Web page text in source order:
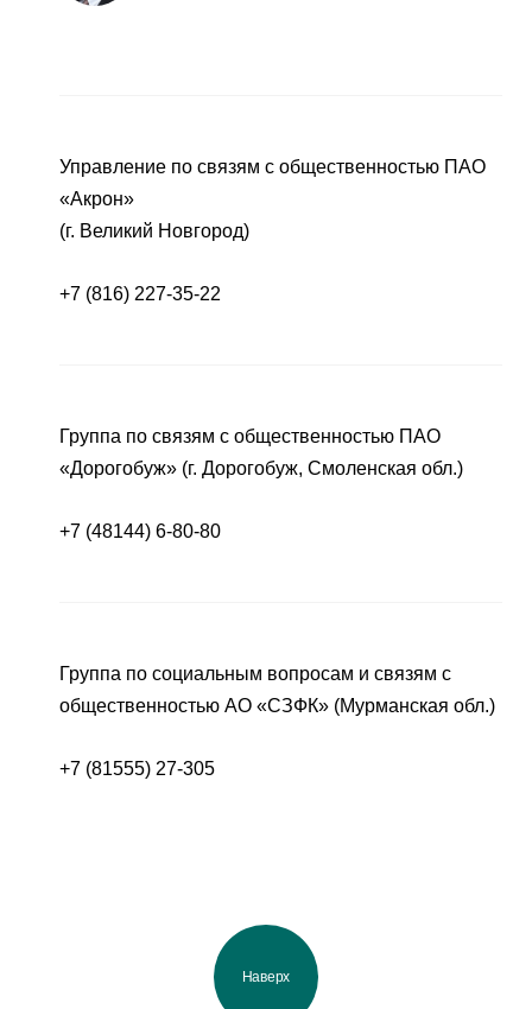
Управление по связям с общественностью ПАО
«Акрон»
(г. Великий Новгород)
+7 (816) 227-35-22
Группа по связям с общественностью ПАО
«Дорогобуж» (г. Дорогобуж, Смоленская обл.)
+7 (48144) 6-80-80
Группа по социальным вопросам и связям с
общественностью АО «СЗФК» (Мурманская обл.)
+7 (81555) 27-305
Наверх